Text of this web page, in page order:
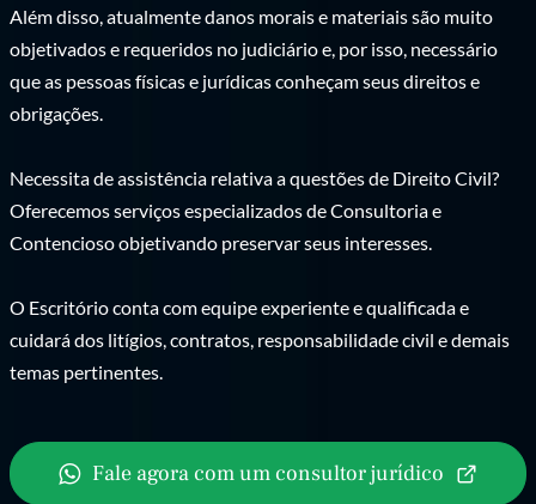
Além disso, atualmente danos morais e materiais são muito
objetivados e requeridos no judiciário e, por isso, necessário
que as pessoas físicas e jurídicas conheçam seus direitos e
obrigações.
Necessita de assistência relativa a questões de Direito Civil?
Oferecemos serviços especializados de Consultoria e
Contencioso objetivando preservar seus interesses.
O Escritório conta com equipe experiente e qualificada e
cuidará dos litígios, contratos, responsabilidade civil e demais
temas pertinentes.
Fale agora com um consultor jurídico